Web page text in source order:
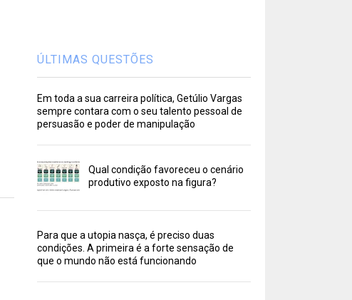
ÚLTIMAS QUESTÕES
Em toda a sua carreira política, Getúlio Vargas
sempre contara com o seu talento pessoal de
persuasão e poder de manipulação
Qual condição favoreceu o cenário
produtivo exposto na figura?
Para que a utopia nasça, é preciso duas
condições. A primeira é a forte sensação de
que o mundo não está funcionando